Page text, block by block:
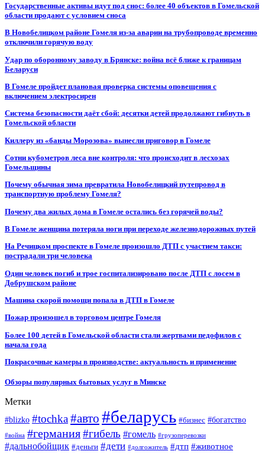
Государственные активы идут под снос: более 40 объектов в Гомельской
области продают с условием сноса
В Новобелицком районе Гомеля из-за аварии на трубопроводе временно
отключили горячую воду
Удар по оборонному заводу в Брянске: война всё ближе к границам
Беларуси
В Гомеле пройдет плановая проверка системы оповещения с
включением электросирен
Система безопасности даёт сбой: десятки детей продолжают гибнуть в
Гомельской области
Киллеру из «банды Морозова» вынесли приговор в Гомеле
Сотни кубометров леса вне контроля: что происходит в лесхозах
Гомельщины
Почему обычная зима превратила Новобелицкий путепровод в
транспортную проблему Гомеля?
Почему два жилых дома в Гомеле остались без горячей воды?
В Гомеле женщина потеряла ноги при переходе железнодорожных путей
На Речицком проспекте в Гомеле произошло ДТП с участием такси:
пострадали три человека
Один человек погиб и трое госпитализировано после ДТП с лосем в
Добрушском районе
Машина скорой помощи попала в ДТП в Гомеле
Пожар произошел в торговом центре Гомеля
Более 100 детей в Гомельской области стали жертвами педофилов с
начала года
Покрасочные камеры в производстве: актуальность и применение
Обзоры популярных бытовых услуг в Минске
Метки
#blizko #tochka#авто #беларусь #бизнес #богатство
#война #германия#гибель #гомель #грузоперевозки
#дальнобойщик #деньги #дети #долгожитель #дтп #животное